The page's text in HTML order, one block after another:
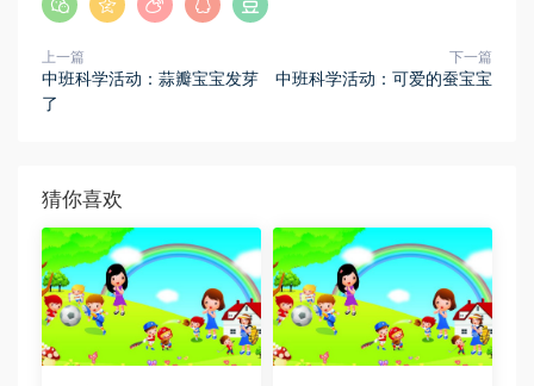
上一篇
中班科学活动：蒜瓣宝宝发芽
了
下一篇
中班科学活动：可爱的蚕宝宝
猜你喜欢